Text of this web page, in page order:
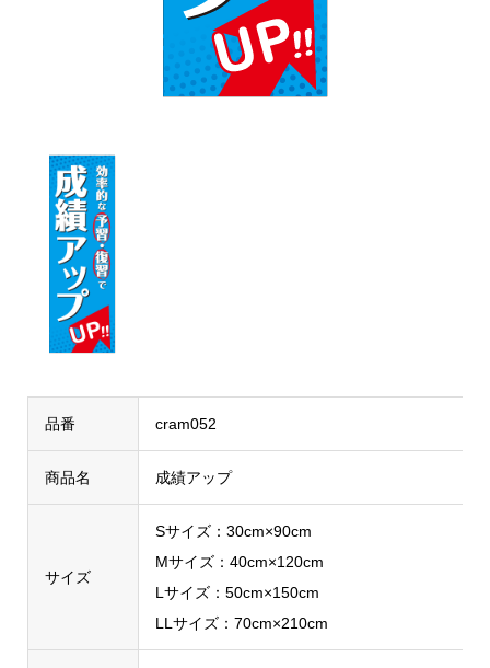
品番 cram052
商品名 成績アップ
サイズ
Sサイズ：30cm×90cm
Mサイズ：40cm×120cm
Lサイズ：50cm×150cm
LLサイズ：70cm×210cm